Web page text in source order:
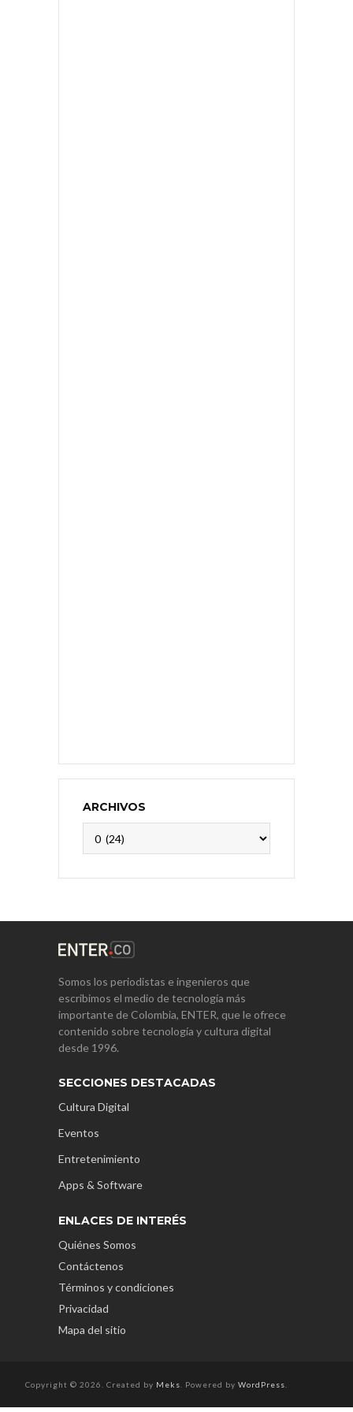
ARCHIVOS
Somos los periodistas e ingenieros que
escribimos el medio de tecnología más
importante de Colombia, ENTER, que le ofrece
contenido sobre tecnología y cultura digital
desde 1996.
SECCIONES DESTACADAS
Cultura Digital
Eventos
Entretenimiento
Apps & Software
ENLACES DE INTERÉS
Quiénes Somos
Contáctenos
Términos y condiciones
Privacidad
Mapa del sitio
Copyright © 2026. Created by Meks . Powered by WordPress